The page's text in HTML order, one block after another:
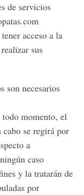
de servicios
acceso a la
sus
son necesarios
todo momento, el
se regirá por
a
caso
y la tratarán de
por